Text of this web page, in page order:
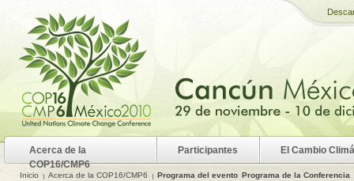
Inicio Acerca de la COP16/CMP6 Programa del evento Programa de la Conferencia
Acerca de la
COP16/CMP6
Participantes El Cambio